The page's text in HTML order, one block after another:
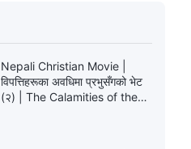
Nepali Christian Movie |
विपत्तिहरूका अवधिमा प्रभुसँगको भेट
(२) | The Calamities of the